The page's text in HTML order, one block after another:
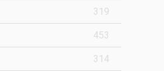
319
453
314